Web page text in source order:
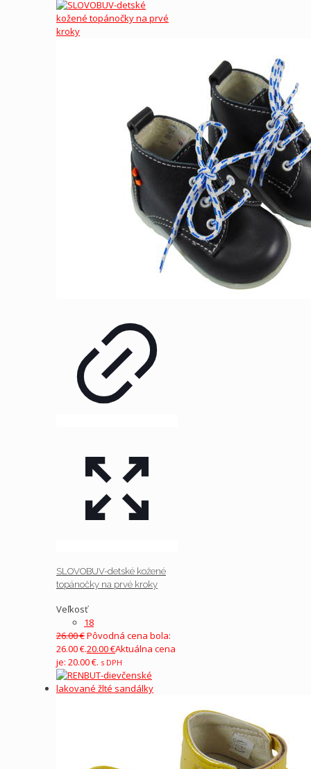
SLOVOBUV-detské kožené
topánočky na prvé kroky
Veľkosť
18
26.00€Pôvodná cena bola:
26.00 €.20.00€Aktuálna cena
je: 20.00 €. s DPH